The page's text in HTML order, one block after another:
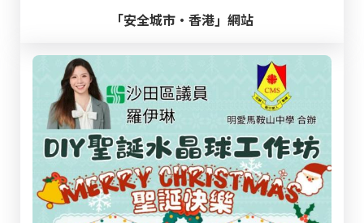
「安全城市‧香港」網站